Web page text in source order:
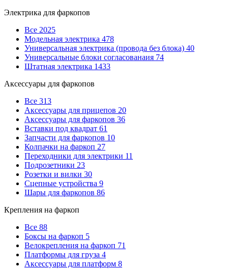
Электрика для фаркопов
Все 2025
Модельная электрика 478
Универсальная электрика (провода без блока) 40
Универсальные блоки согласованаия 74
Штатная электрика 1433
Аксессуары для фаркопов
Все 313
Аксессуары для прицепов 20
Аксессуары для фаркопов 36
Вставки под квадрат 61
Запчасти для фаркопов 10
Колпачки на фаркоп 27
Переходники для электрики 11
Подрозетники 23
Розетки и вилки 30
Сцепные устройства 9
Шары для фаркопов 86
Крепления на фаркоп
Все 88
Боксы на фаркоп 5
Велокрепления на фаркоп 71
Платформы для груза 4
Аксессуары для платформ 8